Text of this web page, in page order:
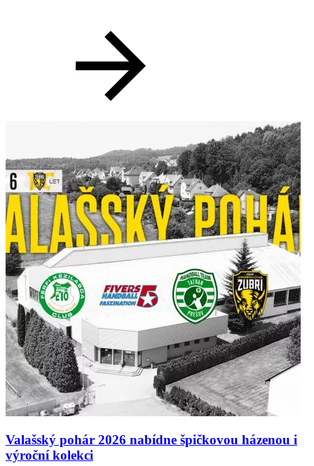
Valašský pohár 2026 nabídne špičkovou házenou i
výroční kolekci